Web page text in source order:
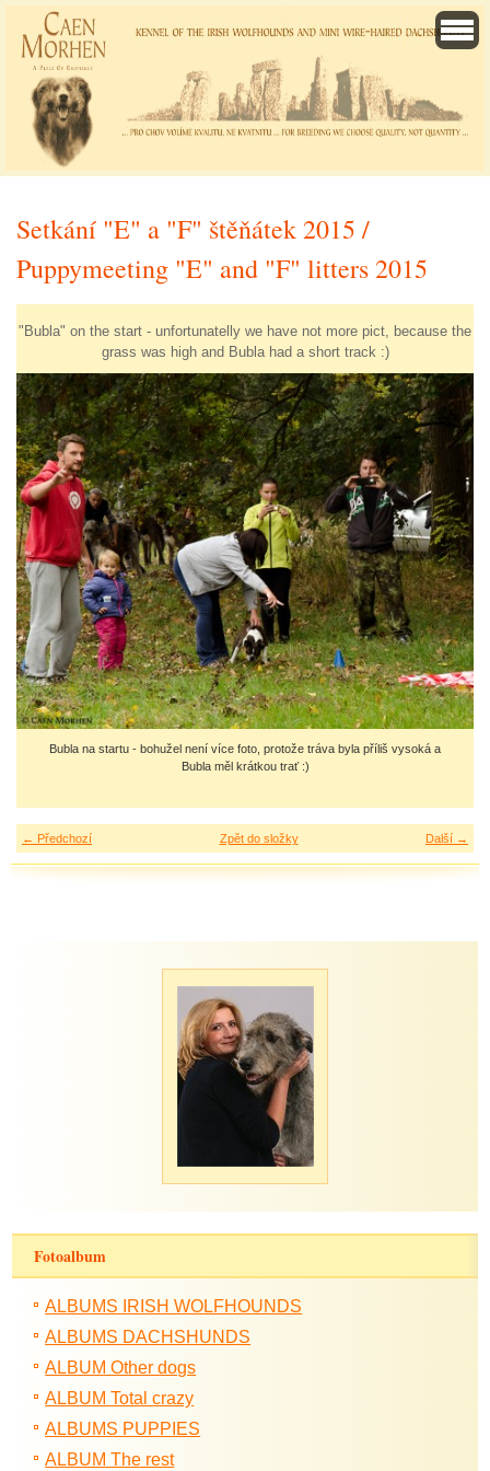
Setkání "E" a "F" štěňátek 2015 /
Puppymeeting "E" and "F" litters 2015
"Bubla" on the start - unfortunatelly we have not more pict, because the
grass was high and Bubla had a short track :)
Bubla na startu - bohužel není více foto, protože tráva byla příliš vysoká a
Bubla měl krátkou trať :)
← Předchozí Další →
Zpět do složky
Fotoalbum
ALBUMS IRISH WOLFHOUNDS
ALBUMS DACHSHUNDS
ALBUM Other dogs
ALBUM Total crazy
ALBUMS PUPPIES
ALBUM The rest